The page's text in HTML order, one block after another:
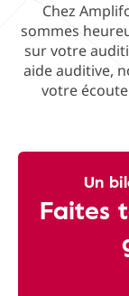
Chez
sommes
sur votre
aide auditive,
votre
Un
Faites